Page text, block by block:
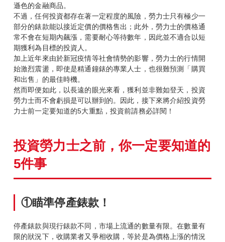
遜色的金融商品。
不過，任何投資都存在著一定程度的風險，勞力士只有極少一
部分的錶款能以接近定價的價格售出；此外，勞力士的價格通
常不會在短期內飆漲，需要耐心等待數年，因此並不適合以短
期獲利為目標的投資人。
加上近年來由於新冠疫情等社會情勢的影響，勞力士的行情開
始激烈震盪，即使是精通鐘錶的專業人士，也很難預測「購買
和出售」的最佳時機。
然而即便如此，以長遠的眼光來看，獲利並非難如登天，投資
勞力士而不會虧損是可以辦到的。因此，接下來將介紹投資勞
力士前一定要知道的5大重點，投資前請務必詳閱！
投資勞力士之前，你一定要知道的
5件事
①瞄準停產錶款！
停產錶款與現行錶款不同，市場上流通的數量有限。在數量有
限的狀況下，收購業者又爭相收購，等於是為價格上漲的情況